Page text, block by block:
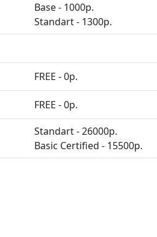
Base - 1000р.
Standart - 1300р.
FREE - 0р.
FREE - 0р.
Standart - 26000р.
Basic Certified - 15500р.